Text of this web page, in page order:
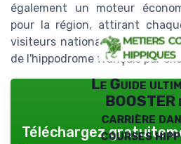
également un moteur
pour la région, attirant
visiteurs nationaux et
de l'hippodrome français par
Le Guide
BOOSTER
carrière
courses
Téléchargez